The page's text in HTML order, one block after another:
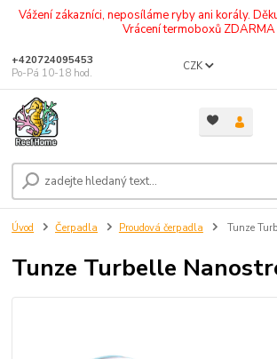
Vážení zákazníci, neposíláme ryby ani korály.
Vrácení termoboxů ZDARMA
CZK
+420724095453
Po-Pá 10-18 hod.
Úvod Čerpadla Proudová čerpadla Tunze
Tunze Turbelle